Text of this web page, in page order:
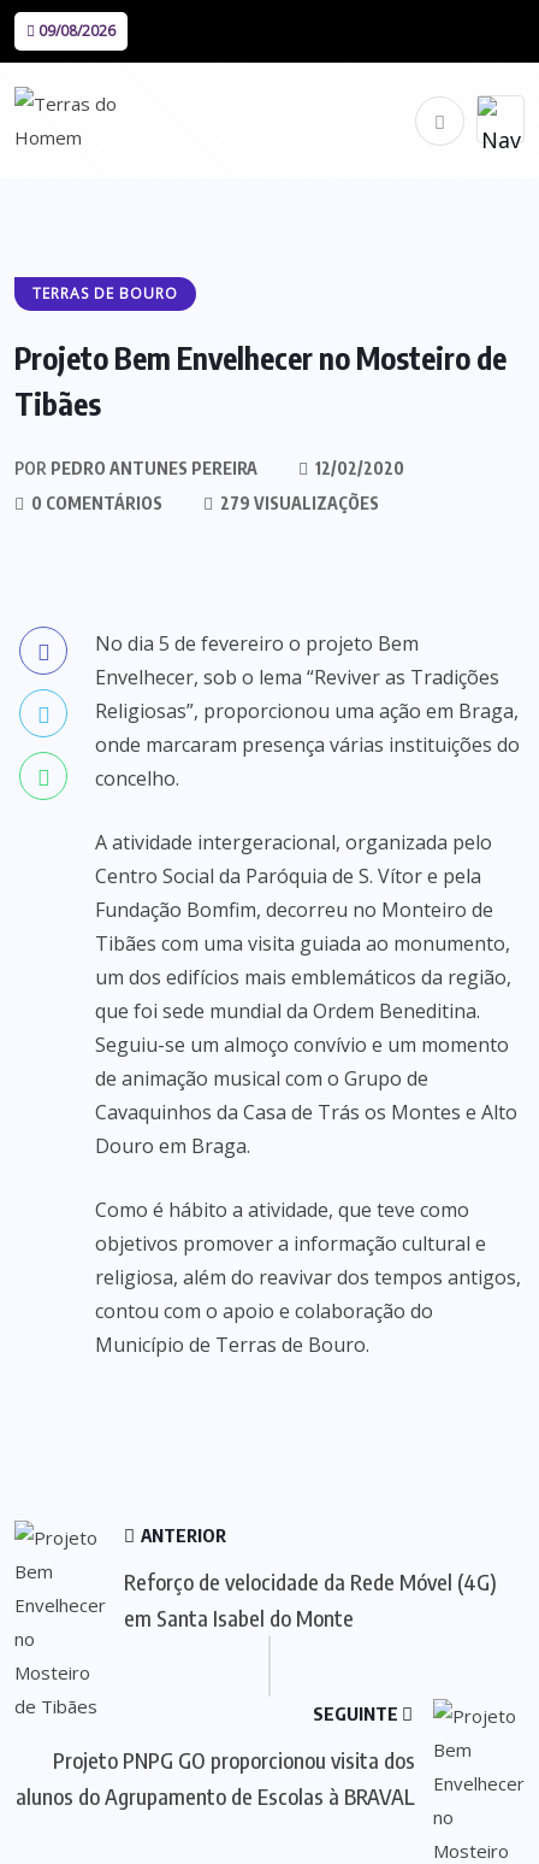
09/08/2026
TERRAS DE BOURO
Projeto Bem Envelhecer no Mosteiro de
Tibães
POR PEDRO ANTUNES PEREIRA
12/02/2020
0 COMENTÁRIOS
279 VISUALIZAÇÕES
No dia 5 de fevereiro o projeto Bem
Envelhecer, sob o lema “Reviver as Tradições
Religiosas”, proporcionou uma ação em Braga,
onde marcaram presença várias instituições do
concelho.
A atividade intergeracional, organizada pelo
Centro Social da Paróquia de S. Vítor e pela
Fundação Bomfim, decorreu no Monteiro de
Tibães com uma visita guiada ao monumento,
um dos edifícios mais emblemáticos da região,
que foi sede mundial da Ordem Beneditina.
Seguiu-se um almoço convívio e um momento
de animação musical com o Grupo de
Cavaquinhos da Casa de Trás os Montes e Alto
Douro em Braga.
Como é hábito a atividade, que teve como
objetivos promover a informação cultural e
religiosa, além do reavivar dos tempos antigos,
contou com o apoio e colaboração do
Município de Terras de Bouro.
ANTERIOR
Reforço de velocidade da Rede Móvel (4G)
em Santa Isabel do Monte
SEGUINTE
Projeto PNPG GO proporcionou visita dos
alunos do Agrupamento de Escolas à BRAVAL